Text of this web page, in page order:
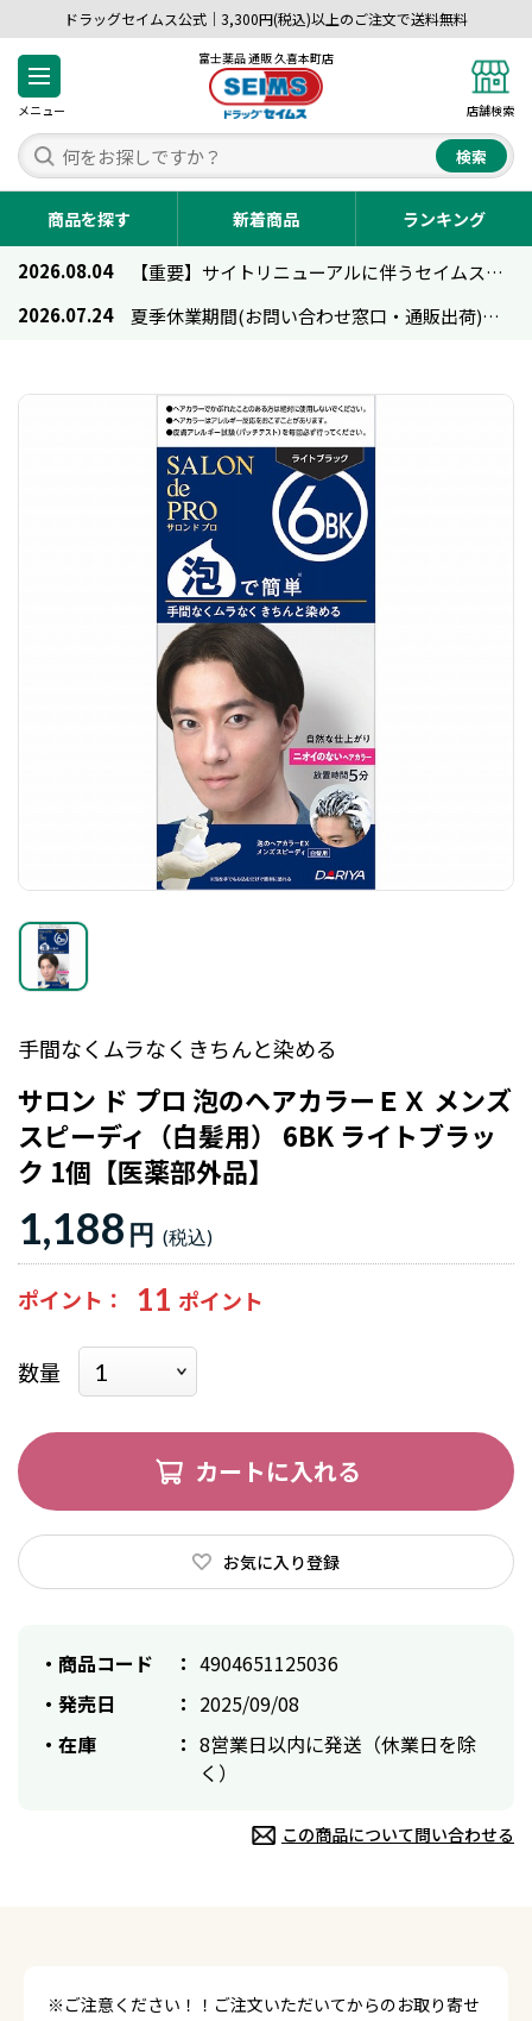
ドラッグセイムス公式｜3,300円(税込)以上のご注文で送料無料
メニュー
富士薬品 通販 久喜本町店
店舗検索
検索
商品を探す 新着商品 ランキング
2026.08.04
【重要】サイトリニューアルに伴うセイムス通販のご利用について
2026.07.24
夏季休業期間(お問い合わせ窓口・通販出荷)のお知らせ
手間なくムラなくきちんと染める
サロン ド プロ 泡のヘアカラーＥＸ メンズ
スピーディ（白髪用） 6BK ライトブラッ
ク 1個【医薬部外品】
1,188 円
ポイント 11
数量
カートに入れる
お気に入り登録
商品コード
4904651125036
発売日
2025/09/08
在庫
8営業日以内に発送（休業日を除
く）
この商品について問い合わせる
※ご注意ください！！ご注文いただいてからのお取り寄せ